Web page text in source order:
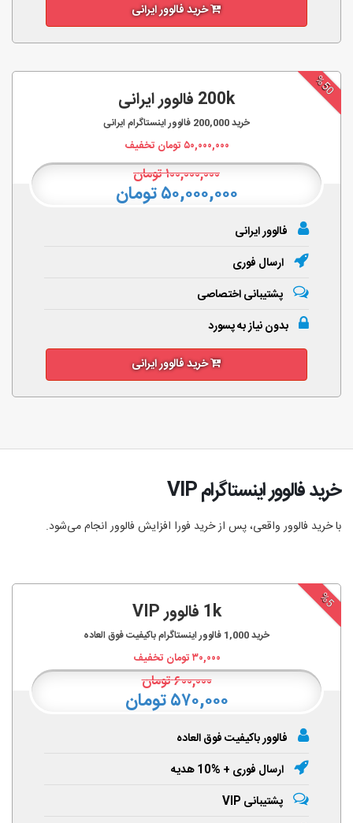
خرید فالوور ایرانی
%50
200k فالوور ایرانی
خرید200,000 فالوور اینستاگرام ایرانی
۵۰,۰۰۰,۰۰۰تومان تخفیف
۱۰۰,۰۰۰,۰۰۰تومان
۵۰,۰۰۰,۰۰۰ تومان
فالوور ایرانی
ارسال فوری
پشتیبانی اختصاصی
بدون نیاز به پسورد
خرید فالوور ایرانی
خرید فالوور اینستاگرام VIP
با خرید فالوور واقعی، پس از خرید فورا افزایش فالوور انجام‌ می‌شود.
%5 1k فالوور VIP
خرید1,000 فالوور اینستاگرام باکیفیت فوق العاده
۳۰,۰۰۰تومان تخفیف
۶۰۰,۰۰۰تومان
۵۷۰,۰۰۰ تومان
فالوور باکیفیت فوق العاده
ارسال فوری + %10 هدیه
پشتیبانی VIP